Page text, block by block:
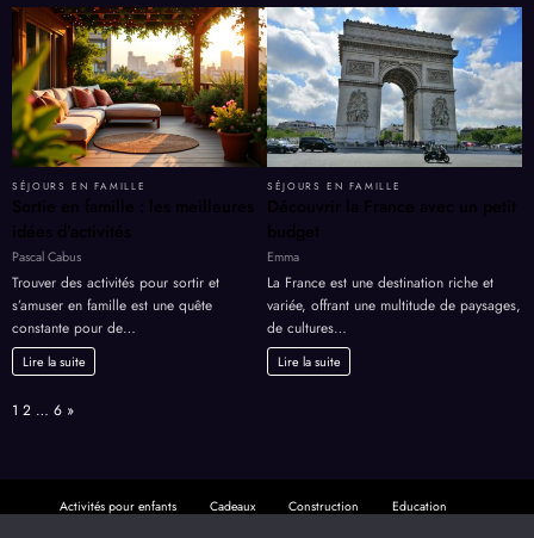
SÉJOURS EN FAMILLE
Sortie en famille : les meilleures
idées d’activités
Pascal Cabus
Trouver des activités pour sortir et
s’amuser en famille est une quête
constante pour de…
Lire la suite
SÉJOURS EN FAMILLE
Découvrir la France avec un petit
budget
Emma
La France est une destination riche et
variée, offrant une multitude de paysages,
de cultures…
Lire la suite
Page:
1 2 … 6 Next
»
Activités pour enfants Cadeaux Construction
Education